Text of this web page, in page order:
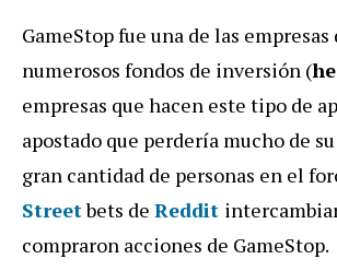
GameStop fue una de las empresas
numerosos fondos de inversión (
empresas que hacen este tipo de
apostado que perdería mucho de
gran cantidad de personas en el
Streetbets de Reddit
compraron acciones de GameStop.